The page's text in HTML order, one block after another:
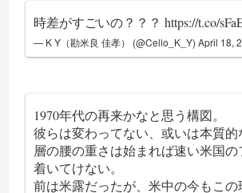
時差がすごいの？？？https://t.co/
— K Y（勘米良 佳孝） (@Cello_K_Y)April 18,
1970年代の再来かなと思う構図。
彼らは変わってない、或いは本質的
層の腰の重さは始まれば速い米国の
着いてけない。
前は米露だったが、米中の今もこ